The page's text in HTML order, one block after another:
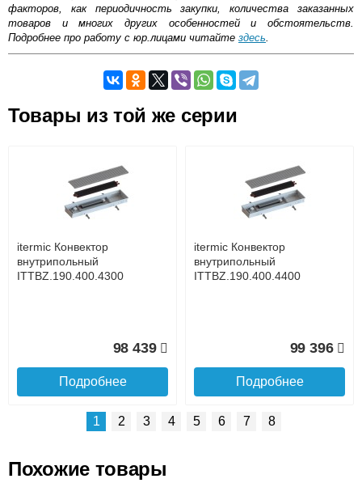
факторов, как периодичность закупки, количества заказанных
товаров и многих других особенностей и обстоятельств.
Подробнее про работу с юр.лицами читайте здесь.
Оставьте отзыв
Наличный расчёт
Банковской картой на сайте в режиме реального
времени
Банковской картой при получении товара как при
Интернет-деньгами (Yandex-деньги, Web-money,
Qiwi-кошельки и другие).
Безналичный расчёт (возможно и с НДС)
Товары из той же серии
itermic Конвектор
внутрипольный
ITTBZ.190.400.4300
98 439
Подробнее
itermic Конвектор
внутрипольный
ITTBZ.190.400.4400
99 396
Подробнее
1 2 3 4 5 6 7 8
Похожие товары